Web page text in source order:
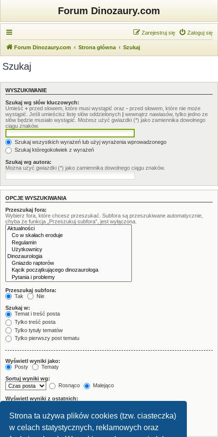
Strona ta używa plików cookies (tzw. ciasteczka)
w celach statystycznych, reklamowych oraz
Forum Dinozaury.com
Zaloguj się
Zarejestruj się
Forum Dinozaury.com Strona główna Szukaj
Szukaj
WYSZUKIWANIE
Szukaj wg słów kluczowych:
Umieść + przed słowem, które musi wystąpić oraz - przed słowem, które nie może
wystąpić. Jeśli umieścisz listę słów oddzielonych | wewnątrz nawiasów, tylko jedno ze
słów będzie musiało wystąpić. Możesz użyć gwiazdki (*) jako zamiennika dowolnego
ciągu znaków.
Szukaj wszystkich wyrażeń lub użyj wyrażenia wprowadzonego
Szukaj któregokolwiek z wyrażeń
Szukaj wg autora:
Można użyć gwiazdki (*) jako zamiennika dowolnego ciągu znaków.
OPCJE WYSZUKIWANIA
Przeszukaj fora:
Wybierz fora, które chcesz przeszukać. Subfora są przeszukiwane automatycznie,
chyba że funkcja „Przeszukuj subfora”, jest wyłączona.
Przeszukaj subfora:
Tak
Nie
Szukaj w:
Temat i treść posta
Tylko treść posta
Tylko tytuły tematów
Tylko pierwszy post tematu
Wyświetl wyniki jako:
Posty
Tematy
Sortuj wyniki wg:
Rosnąco
Malejąco
Wyświetl wyniki z ostatnich:
Wyświetl pierwsze:
znaków w poście